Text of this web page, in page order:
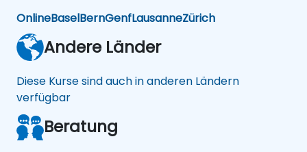
OnlineBaselBernGenfLausanneZürich
Andere Länder
Diese Kurse sind auch in anderen Ländern
verfügbar
Beratung